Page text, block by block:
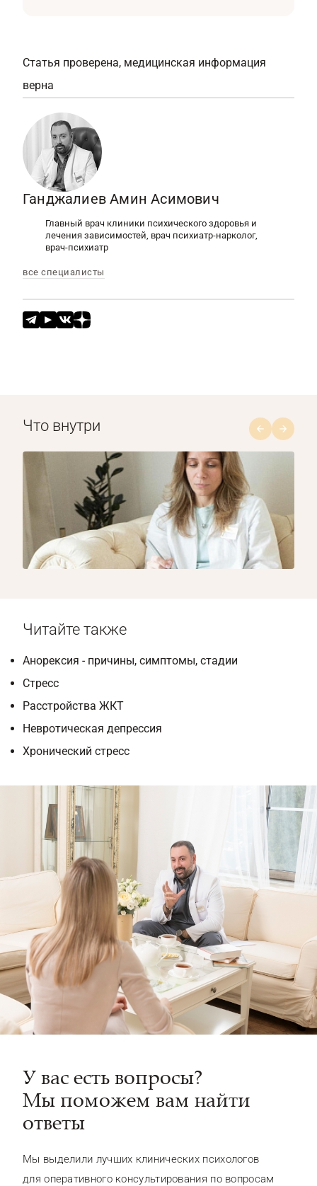
испытывает отвращение не ко всей еде, а
запаха, вида или консистенции.
Статья проверена, медицинская информация
верна
Ганджалиев Амин Асимович
Главный врач клиники психического здоровья и
лечения зависимостей, врач психиатр-нарколог,
врач-психиатр
все специалисты
Что внутри
1/8
Читайте также
Анорексия - причины, симптомы, стадии
Стресс
Расстройства ЖКТ
Невротическая депрессия
Хронический стресс
У вас есть вопросы?
Мы поможем вам найти
ответы
Мы выделили лучших клинических психологов
для оперативного консультирования по вопросам